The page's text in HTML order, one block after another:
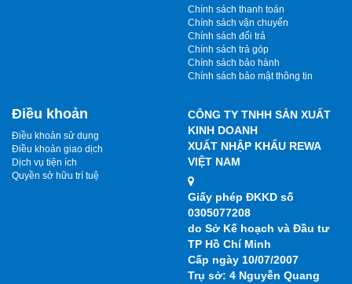
Chính sách thanh toán
Chính sách vận chuyển
Chính sách đổi trả
Chính sách trả góp
Chính sách bảo hành
Chính sách bảo mật thông tin
Điều khoản
Điều khoản sử dụng
Điều khoản giao dịch
Dịch vụ tiện ích
Quyền sở hữu trí tuệ
CÔNG TY TNHH SẢN XUẤT
KINH DOANH
XUẤT NHẬP KHẨU REWA
VIỆT NAM
Giấy phép ĐKKD số
0305077208
do Sở Kế hoạch và Đầu tư
TP Hồ Chí Minh
Cấp ngày 10/07/2007
Trụ sở: 4 Nguyễn Quang